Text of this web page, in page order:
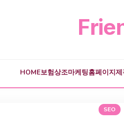
HOME보험상조마케팅홈페이지
SEO